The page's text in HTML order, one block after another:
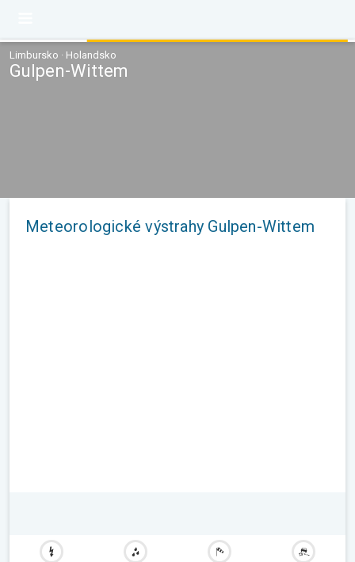
Limbursko · Holandsko
Gulpen-Wittem
Meteorologické výstrahy Gulpen-Wittem